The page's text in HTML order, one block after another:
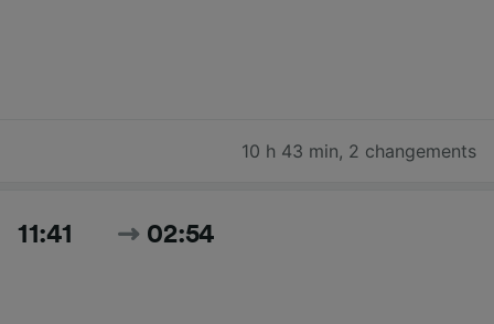
10 h 43 min, 2 changements
11:41 02:54